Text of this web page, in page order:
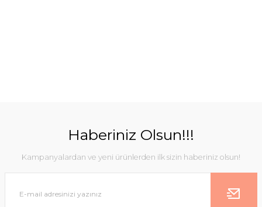
Haberiniz Olsun!!!
Kampanyalardan ve yeni ürünlerden ilk sizin haberiniz olsun!